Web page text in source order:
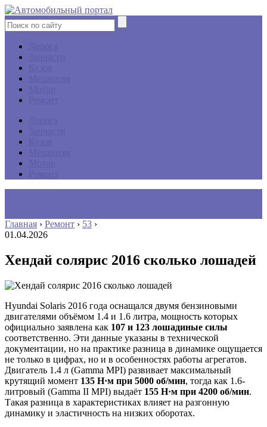
Главная › Ремонт › 53 ›
01.04.2026
Хендай солярис 2016 сколько лошадей
Hyundai Solaris 2016 года оснащался двумя бензиновыми
двигателями объёмом 1.4 и 1.6 литра, мощность которых
официально заявлена как 107 и 123 лошадиные силы
соответственно. Эти данные указаны в технической
документации, но на практике разница в динамике ощущается
не только в цифрах, но и в особенностях работы агрегатов.
Двигатель 1.4 л (Gamma MPI) развивает максимальный
крутящий момент 135 Н·м при 5000 об/мин, тогда как 1.6-
литровый (Gamma II MPI) выдаёт 155 Н·м при 4200 об/мин.
Такая разница в характеристиках влияет на разгонную
динамику и эластичность на низких оборотах.